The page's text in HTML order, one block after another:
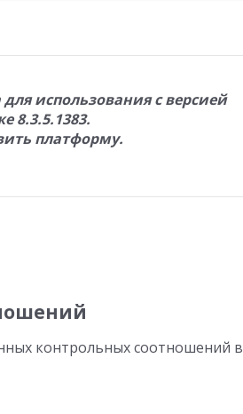
использования с версией
8.3.5.1383.
платформу.
контрольных соотношений в